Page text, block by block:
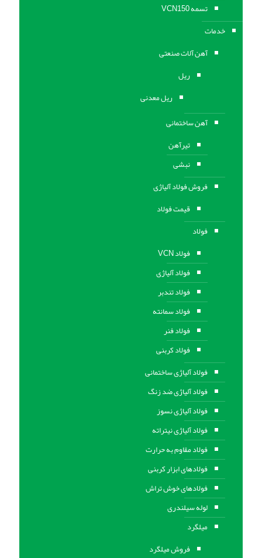
تسمه VCN150
خدمات
آهن آلات صنعتی
ریل
ریل معدنی
آهن ساختمانی
تیرآهن
نبشی
فروش فولاد آلیاژی
قیمت فولاد
فولاد
فولاد VCN
فولاد آلیاژی
فولاد تندبر
فولاد سمانته
فولاد فنر
فولاد کربنی
فولاد آلیاژی ساختمانی
فولاد آلیاژی ضد زنگ
فولاد آلیاژی نسوز
فولاد آلیاژی نیتراته
فولاد مقاوم به حرارت
فولادهای ابزار کربنی
فولادهای خوش تراش
لوله سیلندری
میلگرد
فروش میلگرد